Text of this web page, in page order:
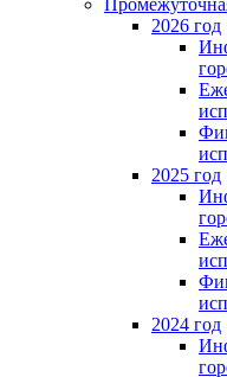
2026 год
2025 год
2024 год